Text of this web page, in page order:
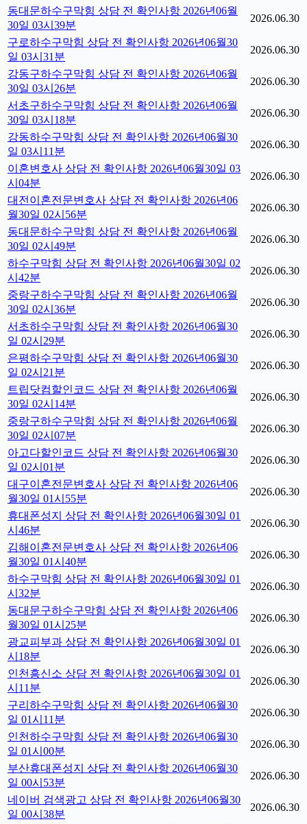
동대문하수구막힘 상담 전 확인사항 2026년06월
30일 03시39분
2026.06.30
구로하수구막힘 상담 전 확인사항 2026년06월30
일 03시31분
2026.06.30
강동구하수구막힘 상담 전 확인사항 2026년06월
30일 03시26분
2026.06.30
서초구하수구막힘 상담 전 확인사항 2026년06월
30일 03시18분
2026.06.30
강동하수구막힘 상담 전 확인사항 2026년06월30
일 03시11분
2026.06.30
이혼변호사 상담 전 확인사항 2026년06월30일 03
시04분
2026.06.30
대전이혼전문변호사 상담 전 확인사항 2026년06
월30일 02시56분
2026.06.30
동대문하수구막힘 상담 전 확인사항 2026년06월
30일 02시49분
2026.06.30
하수구막힘 상담 전 확인사항 2026년06월30일 02
시42분
2026.06.30
중랑구하수구막힘 상담 전 확인사항 2026년06월
30일 02시36분
2026.06.30
서초하수구막힘 상담 전 확인사항 2026년06월30
일 02시29분
2026.06.30
은평하수구막힘 상담 전 확인사항 2026년06월30
일 02시21분
2026.06.30
트립닷컴할인코드 상담 전 확인사항 2026년06월
30일 02시14분
2026.06.30
중랑구하수구막힘 상담 전 확인사항 2026년06월
30일 02시07분
2026.06.30
아고다할인코드 상담 전 확인사항 2026년06월30
일 02시01분
2026.06.30
대구이혼전문변호사 상담 전 확인사항 2026년06
월30일 01시55분
2026.06.30
휴대폰성지 상담 전 확인사항 2026년06월30일 01
시46분
2026.06.30
김해이혼전문변호사 상담 전 확인사항 2026년06
월30일 01시40분
2026.06.30
하수구막힘 상담 전 확인사항 2026년06월30일 01
시32분
2026.06.30
동대문구하수구막힘 상담 전 확인사항 2026년06
월30일 01시25분
2026.06.30
광교피부과 상담 전 확인사항 2026년06월30일 01
시18분
2026.06.30
인천흥신소 상담 전 확인사항 2026년06월30일 01
시11분
2026.06.30
구리하수구막힘 상담 전 확인사항 2026년06월30
일 01시11분
2026.06.30
인천하수구막힘 상담 전 확인사항 2026년06월30
일 01시00분
2026.06.30
부산휴대폰성지 상담 전 확인사항 2026년06월30
일 00시53분
2026.06.30
네이버 검색광고 상담 전 확인사항 2026년06월30
일 00시38분
2026.06.30